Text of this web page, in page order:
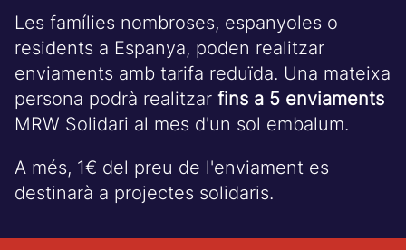
Les famílies nombroses, espanyoles o
residents a Espanya, poden realitzar
enviaments amb tarifa reduïda. Una mateixa
persona podrà realitzar fins a 5 enviaments
MRW Solidari al mes d'un sol embalum.
A més, 1€ del preu de l'enviament es
destinarà a projectes solidaris.